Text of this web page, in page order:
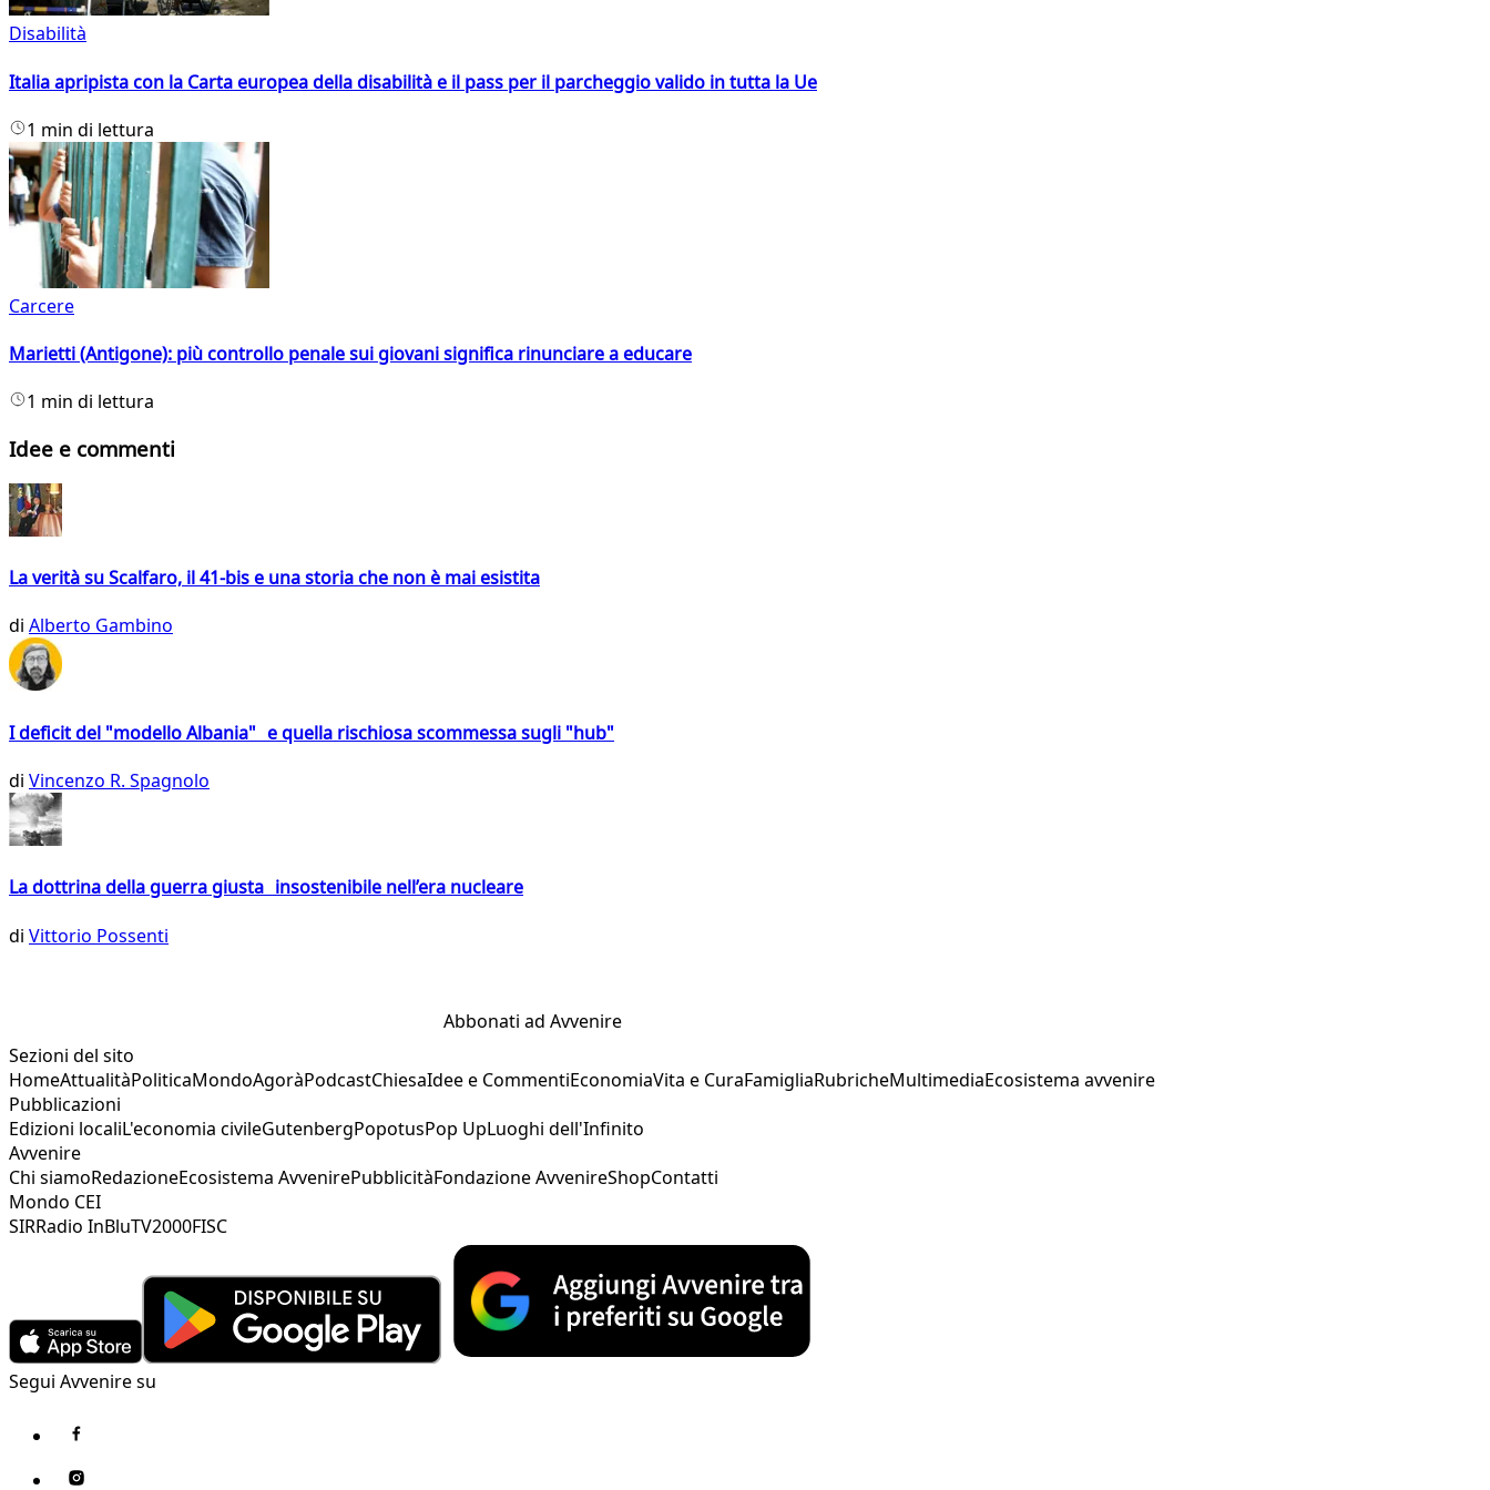
Disabilità
Italia apripista con la Carta europea della disabilità e il pass per il parcheggio valido in tutta la Ue
1 min di lettura
Carcere
Marietti (Antigone): più controllo penale sui giovani significa rinunciare a educare
1 min di lettura
Idee e commenti
La verità su Scalfaro, il 41-bis e una storia che non è mai esistita
di Alberto Gambino
I deficit del "modello Albania" e quella rischiosa scommessa sugli "hub"
di Vincenzo R. Spagnolo
La dottrina della guerra giusta insostenibile nell’era nucleare
di Vittorio Possenti
Abbonati ad Avvenire
Sezioni del sito
HomeAttualitàPoliticaMondoAgoràPodcastChiesaIdee e CommentiEconomiaVita e CuraFamigliaRubricheMultimediaEcosistema avvenire
Pubblicazioni
Edizioni localiL'economia civileGutenbergPopotusPop UpLuoghi dell'Infinito
Avvenire
Chi siamoRedazioneEcosistema AvvenirePubblicitàFondazione AvvenireShopContatti
Mondo CEI
SIRRadio InBluTV2000FISC
Segui Avvenire su